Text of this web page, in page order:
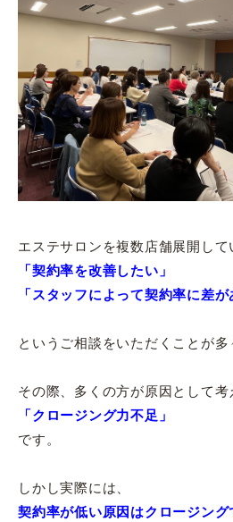
エステサロンを複数店舗展開して
「契約率を改善したい」
「スタッフによって契約率に差が
というご相談をいただくことが多
その際、多くの方が原因として考
「クロージング力不足」
です。
しかし実際には、
契約率が低い原因はクロージン